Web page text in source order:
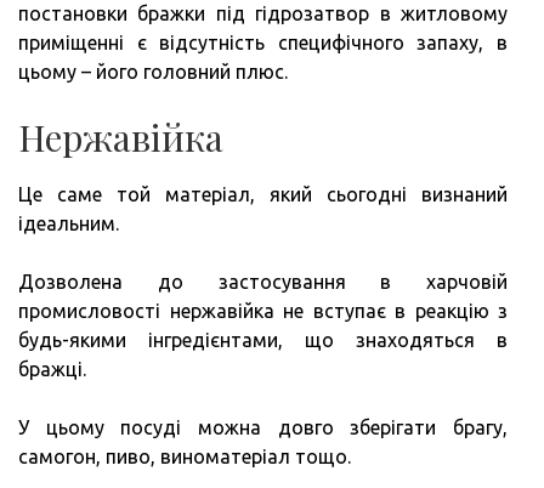
постановки бражки під гідрозатвор в житловому
приміщенні є відсутність специфічного запаху, в
цьому – його головний плюс.
Нержавійка
Це саме той матеріал, який сьогодні визнаний
ідеальним.
Дозволена до застосування в харчовій
промисловості нержавійка не вступає в реакцію з
будь-якими інгредієнтами, що знаходяться в
бражці.
У цьому посуді можна довго зберігати брагу,
самогон, пиво, виноматеріал тощо.